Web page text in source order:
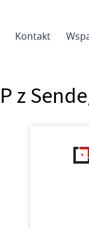
Kontakt
z